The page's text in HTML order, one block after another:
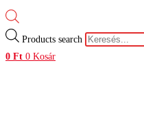
Products search
0 Ft 0 Kosár